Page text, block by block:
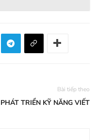
Bài tiếp theo
PHÁT TRIỂN KỸ NĂNG VIẾT